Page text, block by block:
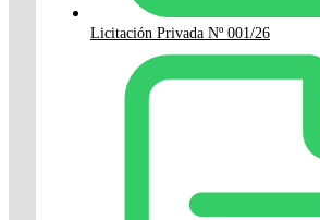
Licitación Privada Nº 001/26